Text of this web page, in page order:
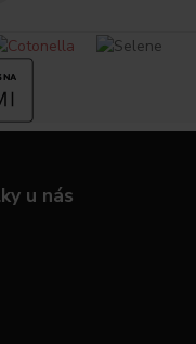
u nás